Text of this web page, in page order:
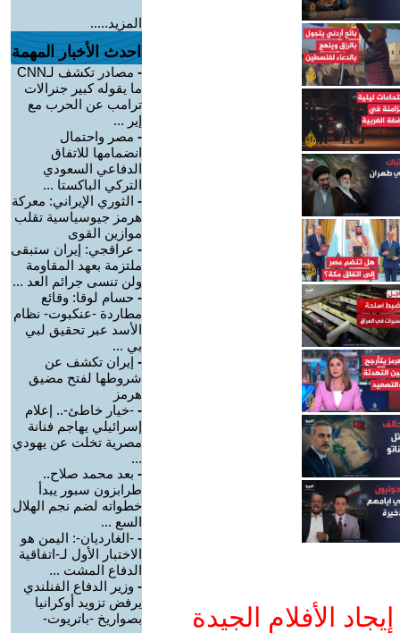
الأفلام الجيدة
المزيد.....
احدث الأخبار المهمة
-
مصادر تكشف لـCNN
ما يقوله كبير جنرالات
ترامب عن الحرب مع
إير ...
- مصر واحتمال
انضمامها للاتفاق
الدفاعي السعودي
التركي الباكستا ...
- الثوري الإيراني: معركة
هرمز جيوسياسية تقلب
موازين القوى
- عراقجي: إيران ستبقى
ملتزمة بعهد المقاومة
ولن تنسى جرائم العد ...
- حسام لوقا: وقائع
مطاردة -عنكبوت- نظام
الأسد عبر تحقيق لبي
بي ...
- إيران تكشف عن
شروطها لفتح مضيق
هرمز
- -خيار خاطئ-.. إعلام
إسرائيلي يهاجم فنانة
مصرية تخلت عن يهودي
...
- بعد محمد صلاح..
طرابزون سبور يبدأ
خطواته لضم نجم الهلال
السع ...
- -الغارديان-: اليمن هو
الاختبار الأول لـ-اتفاقية
الدفاع المشت ...
- وزير الدفاع الفنلندي
يرفض تزويد أوكرانيا
بصواريخ -باتريوت-